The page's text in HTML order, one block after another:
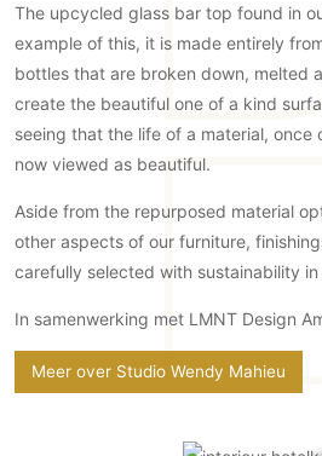
Vloer
Beton Ciré vloeren
PVC vloeren
Houten vloeren
Natuursteen en keramiek vloeren
Wandafwerking
The upcycled glass bar top found in
example of this, it is made entirely
bottles that are broken down, melted
create the beautiful one of a kind
seeing that the life of a material, once
now viewed as beautiful.
Aside from the repurposed material
other aspects of our furniture,
carefully selected with sustainability in
In samenwerking met LMNT Design
Meer over Studio Wendy Mahieu